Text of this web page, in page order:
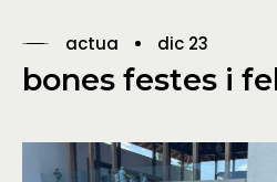
actua dic 23
bones festes i